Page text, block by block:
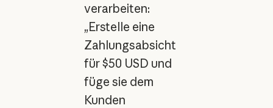
verarbeiten:
„Erstelle eine
Zahlungsabsicht
für $50 USD und
füge sie dem
Kunden